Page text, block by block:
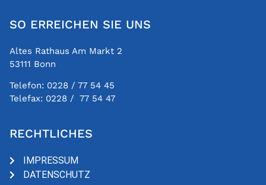
SO ERREICHEN SIE UNS
Altes Rathaus Am Markt 2
53111 Bonn
Telefon: 0228 / 77 54 45
Telefax: 0228 / 77 54 47
RECHTLICHES
IMPRESSUM
DATENSCHUTZ